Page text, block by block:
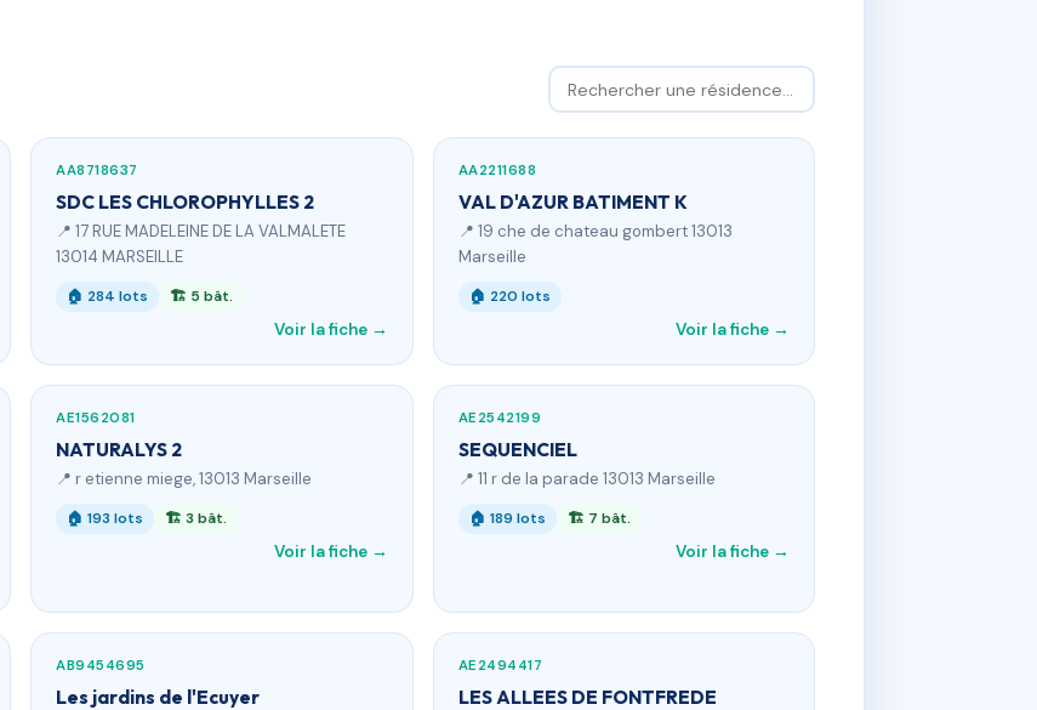
AA8718637
SDC LES CHLOROPHYLLES 2
📍 17 RUE MADELEINE DE LA VALMALETE
13014 MARSEILLE
🏠 284 lots 🏗 5 bât.
Voir la fiche →
AA2211688
VAL D'AZUR BATIMENT K
📍 19 che de chateau gombert 13013
Marseille
🏠 220 lots
Voir la fiche →
AE1562081
NATURALYS 2
📍 r etienne miege, 13013 Marseille
🏠 193 lots 🏗 3 bât.
Voir la fiche →
AE2542199
SEQUENCIEL
📍 11 r de la parade 13013 Marseille
🏠 189 lots 🏗 7 bât.
Voir la fiche →
AB9454695
Les jardins de l'Ecuyer
AE2494417
LES ALLEES DE FONTFREDE